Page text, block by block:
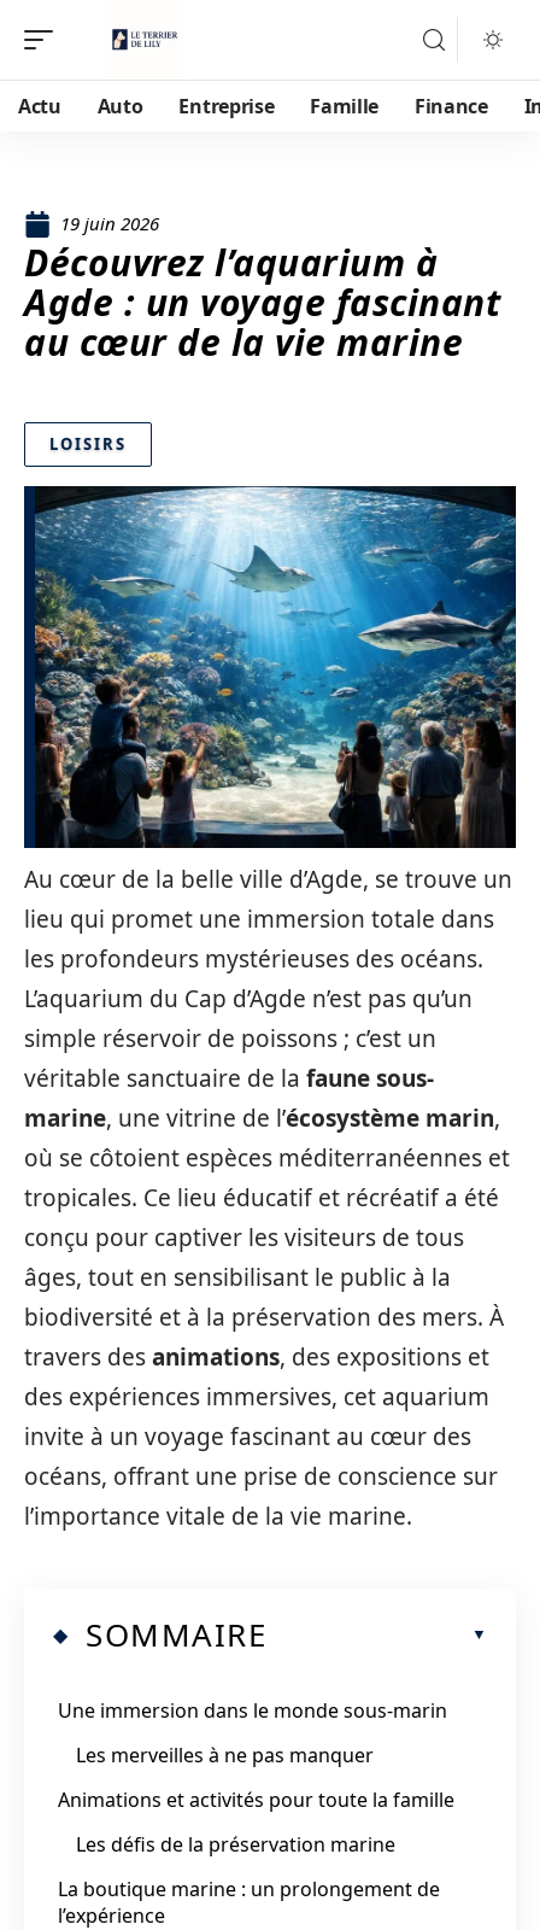
Actu Auto Entreprise Famille Finance
19 juin 2026
Découvrez l’aquarium à
Agde : un voyage fascinant
au cœur de la vie marine
LOISIRS
Au cœur de la belle ville d’Agde, se trouve un
lieu qui promet une immersion totale dans
les profondeurs mystérieuses des océans.
L’aquarium du Cap d’Agde n’est pas qu’un
simple réservoir de poissons ; c’est un
véritable sanctuaire de la faune sous-
marine, une vitrine de l’écosystème marin,
où se côtoient espèces méditerranéennes et
tropicales. Ce lieu éducatif et récréatif a été
conçu pour captiver les visiteurs de tous
âges, tout en sensibilisant le public à la
biodiversité et à la préservation des mers. À
travers desanimations, des expositions et
des expériences immersives, cet aquarium
invite à un voyage fascinant au cœur des
océans, offrant une prise de conscience sur
l’importance vitale de la vie marine.
SOMMAIRE
Une immersion dans le monde sous-marin
Les merveilles à ne pas manquer
Animations et activités pour toute la famille
Les défis de la préservation marine
La boutique marine : un prolongement de
l’expérience